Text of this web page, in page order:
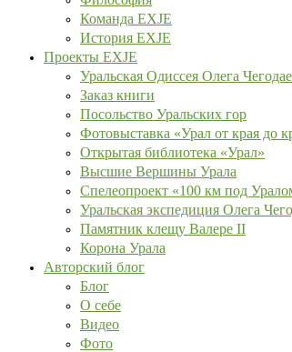
Команда EXJE
История EXJE
Проекты EXJE
Уральская Одиссея Олега
Заказ книги
Посольство Уральских гор
Фотовыставка «Урал от края до
Открытая библиотека «Урал»
Высшие Вершины Урала
Спелеопроект «100 км под
Уральская экспедиция Олега
Памятник клещу Валере II
Корона Урала
Авторский блог
Блог
О себе
Видео
Фото